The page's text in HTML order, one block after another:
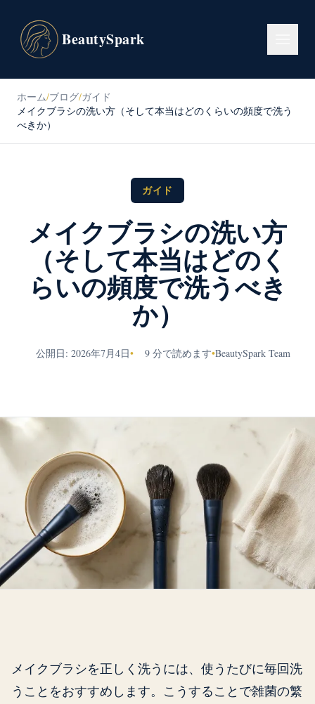
BeautySpark
ホーム/ブログ/ガイド
メイクブラシの洗い方（そして本当はどのくらいの頻度で洗う
べきか）
ガイド
メイクブラシの洗い方
（そして本当はどのく
らいの頻度で洗うべき
か）
公開日: 2026年7月4日• 9 分で読めます•BeautySpark Team
メイクブラシを正しく洗うには、使うたびに毎回洗
うことをおすすめします。こうすることで雑菌の繁